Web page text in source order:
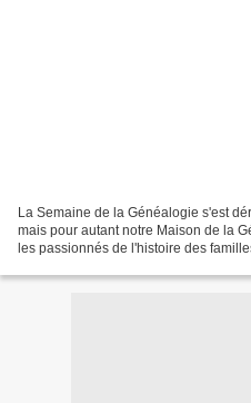
La Semaine de la Généalogie s'est
mais pour autant notre Maison de la
les passionnés de l'histoire des